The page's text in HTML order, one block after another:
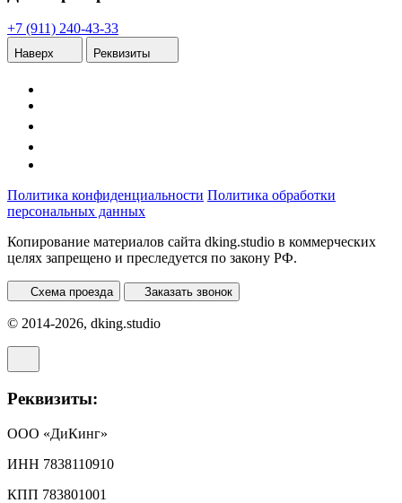
+7 (911) 240-43-33
Наверх Реквизиты
Политика конфиденциальности Политика обработки
персональных данных
Копирование материалов сайта dking.studio в коммерческих
целях запрещено и преследуется по закону РФ.
Схема проезда Заказать звонок
© 2014-2026, dking.studio
Реквизиты:
ООО «ДиКинг»
ИНН 7838110910
КПП 783801001